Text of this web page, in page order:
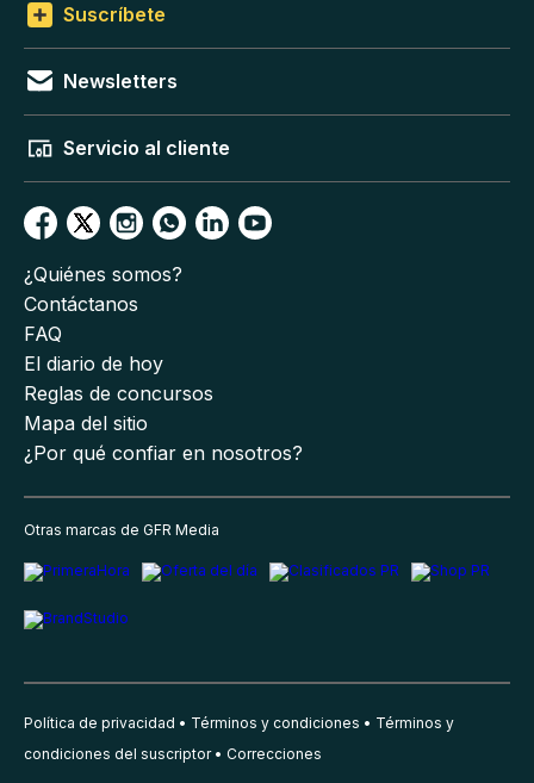
Suscríbete
Newsletters
Servicio al cliente
¿Quiénes somos?
Contáctanos
FAQ
El diario de hoy
Reglas de concursos
Mapa del sitio
¿Por qué confiar en nosotros?
Otras marcas de GFR Media
Política de privacidad Términos y condiciones
Términos y
condiciones del suscriptor
Correcciones